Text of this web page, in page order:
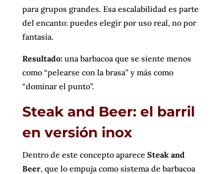
para grupos grandes. Esa escalabilidad es parte
del encanto: puedes elegir por uso real, no por
fantasía.
Resultado: una barbacoa que se siente menos
como “pelearse con la brasa” y más como
“dominar el punto”.
Steak and Beer: el barril
en versión inox
Dentro de este concepto aparece Steak and
Beer, que lo empuja como sistema de barbacoa